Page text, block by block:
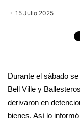
15 Julio 2025
Durante el sábado
Bell Ville y
derivaron en
bienes. Así lo